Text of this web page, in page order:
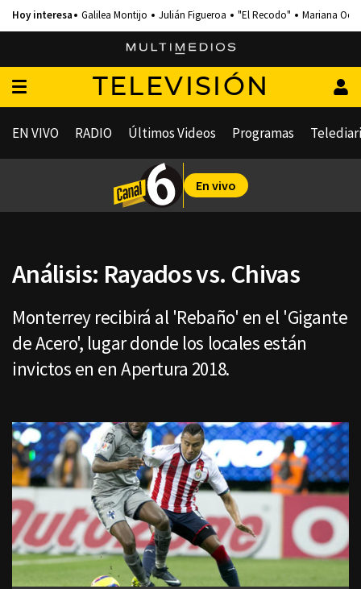
Galilea Montijo Julián Figueroa "El Recodo" Mariana
TELEVISIÓN
EN VIVO RADIO Últimos Videos Programas
En vivo
Análisis: Rayados vs. Chivas
Monterrey recibirá al 'Rebaño' en el 'Gigante
de Acero', lugar donde los locales están
invictos en en Apertura 2018.